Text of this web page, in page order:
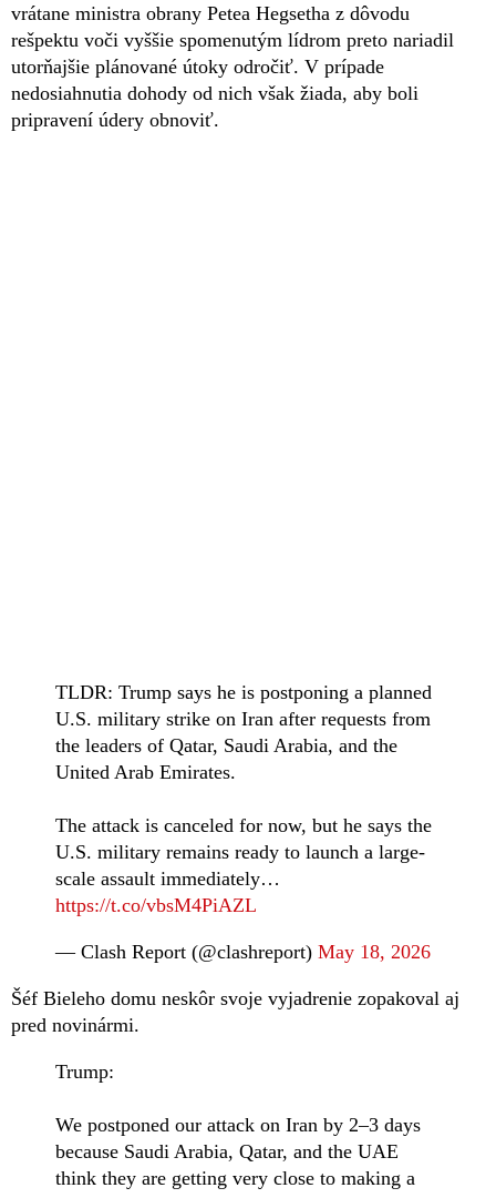
vrátane ministra obrany Petea Hegsetha z dôvodu
rešpektu voči vyššie spomenutým lídrom preto nariadil
utorňajšie plánované útoky odročiť. V prípade
nedosiahnutia dohody od nich však žiada, aby boli
pripravení údery obnoviť.
TLDR: Trump says he is postponing a planned
U.S. military strike on Iran after requests from
the leaders of Qatar, Saudi Arabia, and the
United Arab Emirates.
The attack is canceled for now, but he says the
U.S. military remains ready to launch a large-
scale assault immediately…
https://t.co/vbsM4PiAZL
— Clash Report (@clashreport) May 18, 2026
Šéf Bieleho domu neskôr svoje vyjadrenie zopakoval aj
pred novinármi.
Trump:
We postponed our attack on Iran by 2–3 days
because Saudi Arabia, Qatar, and the UAE
think they are getting very close to making a